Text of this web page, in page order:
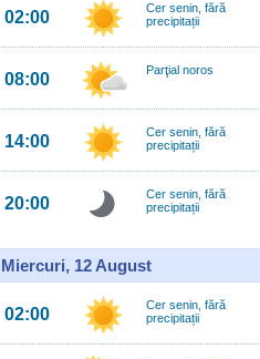
02:00
Cer senin, fără
precipitații
08:00 Parţial noros
14:00
Cer senin, fără
precipitații
20:00
Cer senin, fără
precipitații
Miercuri, 12 August
02:00
Cer senin, fără
precipitații